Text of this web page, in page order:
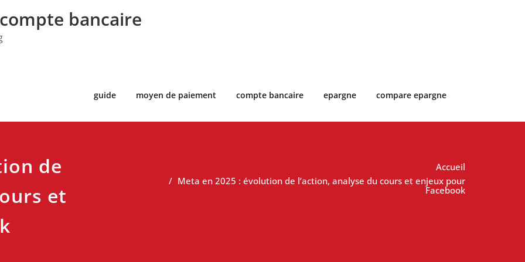
bancaire
guide moyen de paiement compte bancaire epargne compare epargne
de
et
Accueil
Meta en 2025 : évolution de l’action, analyse du cours et enjeux pour
Facebook